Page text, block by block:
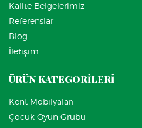
Kalite Belgelerimiz
Referenslar
Blog
İletişim
ÜRÜN KATEGORİLERİ
Kent Mobilyaları
Çocuk Oyun Grubu